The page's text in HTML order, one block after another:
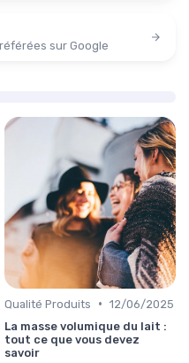
sur Google
Qualité Produits • 12/06/2025
La masse volumique du lait :
tout ce que vous devez
savoir